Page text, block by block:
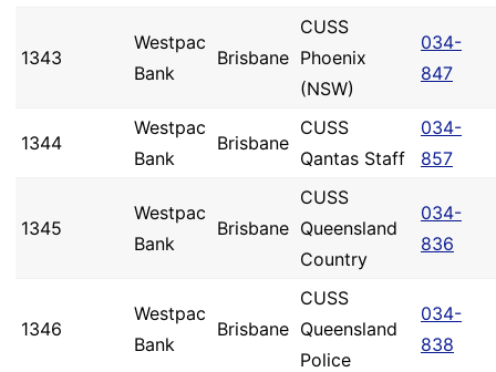
1343
Westpac
Bank
Brisbane
CUSS
Phoenix
(NSW)
034-
847
1344
Westpac
Bank
Brisbane
CUSS
Qantas Staff
034-
857
1345
Westpac
Bank
Brisbane
CUSS
Queensland
Country
034-
836
1346
Westpac
Bank
Brisbane
CUSS
Queensland
Police
034-
838